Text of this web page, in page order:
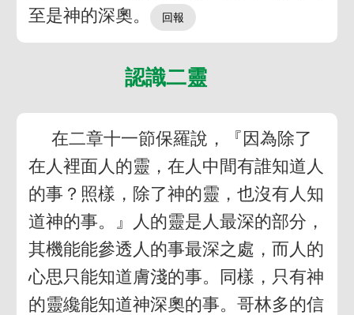
至是神的深奧。
認識二靈
在二章十一節保羅說，『因為除了
在人裡面人的靈，在人中間有誰知道人
的事？照樣，除了神的靈，也沒有人知
道神的事。』人的靈是人最深的部分，
其機能能參透人的事最深之處，而人的
心思只能知道膚淺的事。同樣，只有神
的靈纔能知道神深奧的事。哥林多的信